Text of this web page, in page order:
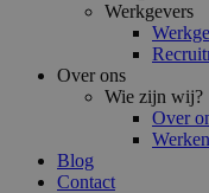
Werkgevers
Over ons
Wie zijn wij?
Over
Blog
Contact